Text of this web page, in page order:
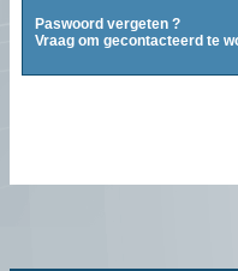
Paswoord vergeten ?
Vraag om gecontacteerd te